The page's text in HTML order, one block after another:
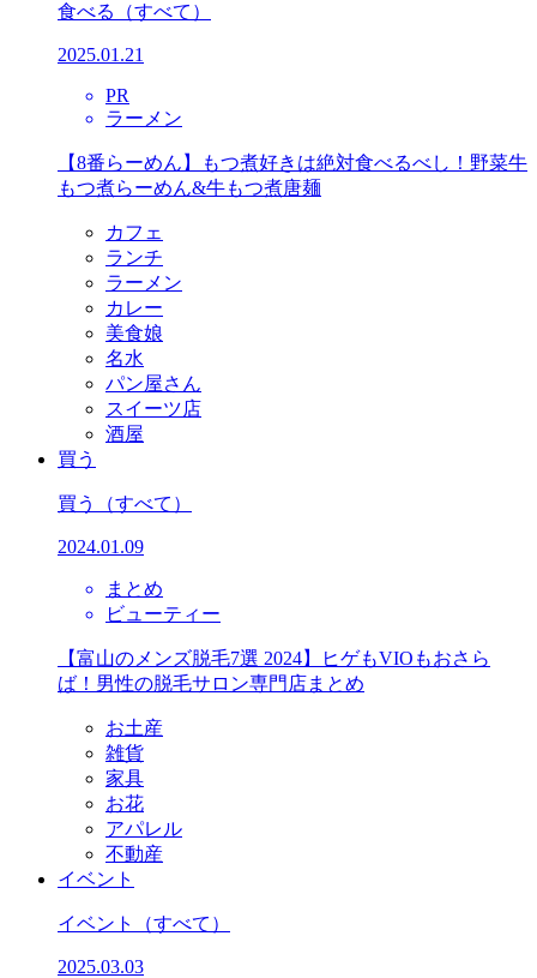
食べる （すべて）
2025.01.21
PR
ラーメン
【8番らーめん】もつ煮好きは絶対食べるべし！野菜牛
もつ煮らーめん&牛もつ煮唐麺
カフェ
ランチ
ラーメン
カレー
美食娘
名水
パン屋さん
スイーツ店
酒屋
買う
買う （すべて）
2024.01.09
まとめ
ビューティー
【富山のメンズ脱毛7選 2024】ヒゲもVIOもおさら
ば！男性の脱毛サロン専門店まとめ
お土産
雑貨
家具
お花
アパレル
不動産
イベント
イベント （すべて）
2025.03.03